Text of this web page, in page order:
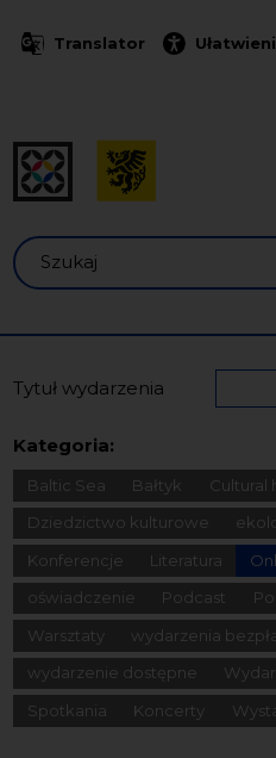
Translator
Szukaj
Tytuł wydarzenia
Kategoria:
Baltic Sea Bałtyk Cultural
Dziedzictwo kulturowe
Konferencje
Literatura
oświadczenie
Podcast
Warsztaty
wydarzenia
wydarzenie dostępne
Spotkania
Koncerty